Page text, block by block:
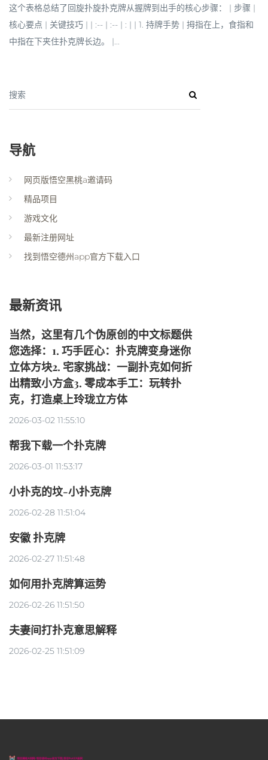
这个表格总结了回旋扑旋扑克牌从握牌到出手的核心步骤： | 步骤 |
核心要点 | 关键技巧 | | :-- | :-- | : | | 1. 持牌手势 | 拇指在上，食指和
中指在下夹住扑克牌长边。 |...
搜索
导航
网页版悟空黑桃a邀请码
精品项目
游戏文化
最新注册网址
找到悟空德州app官方下载入口
最新资讯
当然，这里有几个伪原创的中文标题供
您选择：1. 巧手匠心：扑克牌变身迷你
立体方块2. 宅家挑战：一副扑克如何折
出精致小方盒3. 零成本手工：玩转扑
克，打造桌上玲珑立方体
2026-03-02 11:55:10
帮我下载一个扑克牌
2026-03-01 11:53:17
小扑克的坟-小扑克牌
2026-02-28 11:51:04
安徽 扑克牌
2026-02-27 11:51:48
如何用扑克牌算运势
2026-02-26 11:51:50
夫妻间打扑克意思解释
2026-02-25 11:51:09